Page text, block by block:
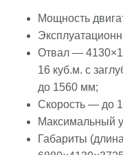
Мощность
Отвал —
16 куб.м. с
до 1560 мм;
Скорость — до
Максимальный
Габариты